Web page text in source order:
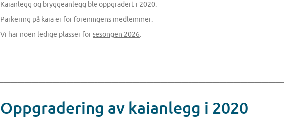
Kaianlegg og bryggeanlegg ble oppgradert i 2020.
Parkering på kaia er for foreningens medlemmer.
Vi har noen ledige plasser forsesongen 2026
Oppgradering av kaianlegg i 2020